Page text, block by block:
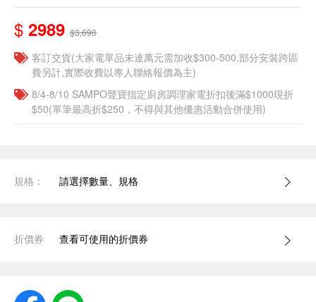
$ 2989 $3,690
客訂交貨(大家電單品未達萬元需加收$300-500,部分安裝跨區
費另計,實際收費以專人聯絡報價為主)
8/4-8/10 SAMPO聲寶指定廚房調理家電折扣後滿$1000現折
$50(單筆最高折$250，不得與其他優惠活動合併使用)
規格： 請選擇數量、規格
折價券 查看可使用的折價券